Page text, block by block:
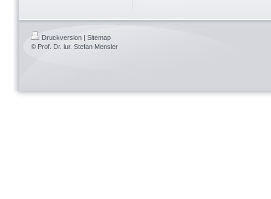
Druckversion | Sitemap
© Prof. Dr. iur. Stefan Mensler